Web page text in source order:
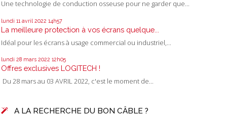
Une technologie de conduction osseuse pour ne garder que...
lundi 11 avril 2022 14h57
La meilleure protection à vos écrans quelque...
Idéal pour les écrans à usage commercial ou industriel,...
lundi 28 mars 2022 12h05
Offres exclusives LOGITECH !
Du 28 mars au 03 AVRIL 2022, c'est le moment de...
A LA RECHERCHE DU BON CÂBLE ?